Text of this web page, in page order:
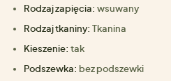
Rodzaj zapięcia: wsuwany
Rodzaj tkaniny: Tkanina
Kieszenie: tak
Podszewka: bez podszewki